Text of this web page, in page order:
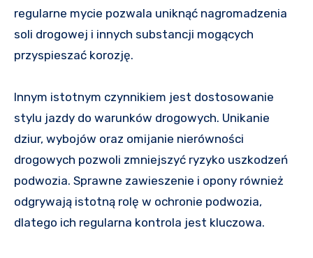
regularne mycie pozwala uniknąć nagromadzenia
soli drogowej i innych substancji mogących
przyspieszać korozję.
Innym istotnym czynnikiem jest dostosowanie
stylu jazdy do warunków drogowych. Unikanie
dziur, wybojów oraz omijanie nierówności
drogowych pozwoli zmniejszyć ryzyko uszkodzeń
podwozia. Sprawne zawieszenie i opony również
odgrywają istotną rolę w ochronie podwozia,
dlatego ich regularna kontrola jest kluczowa.